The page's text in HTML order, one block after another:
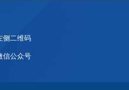
侧二维码
信公众号